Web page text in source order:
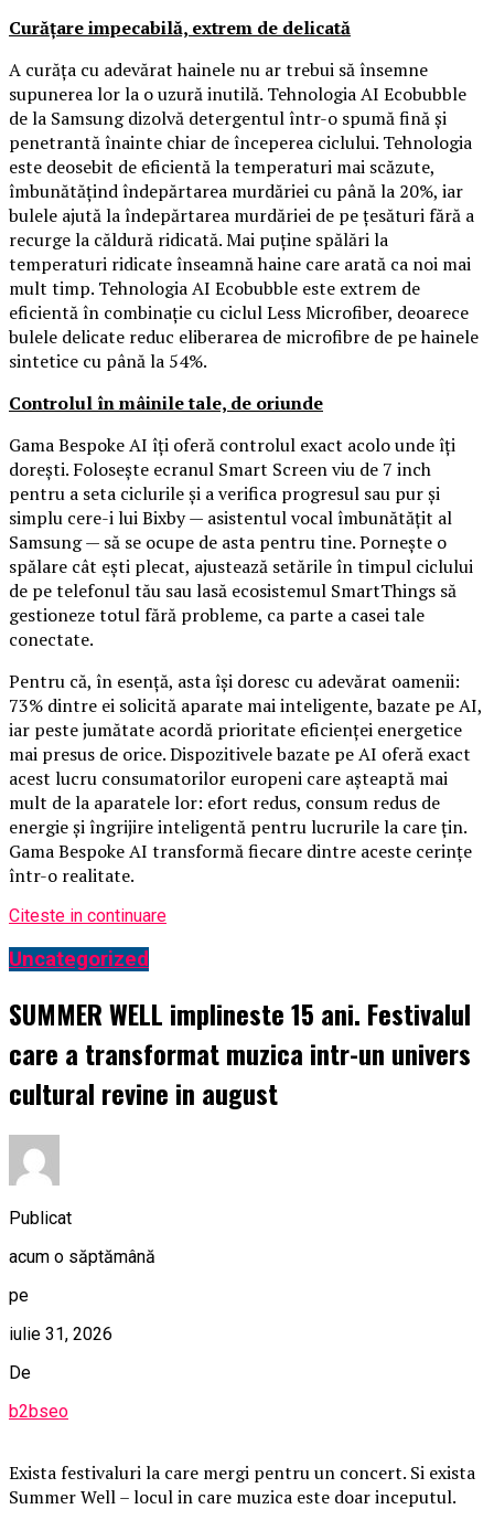
Curățare impecabilă, extrem de delicată
A curăța cu adevărat hainele nu ar trebui să însemne
supunerea lor la o uzură inutilă. Tehnologia AI Ecobubble
de la Samsung dizolvă detergentul într-o spumă fină și
penetrantă înainte chiar de începerea ciclului. Tehnologia
este deosebit de eficientă la temperaturi mai scăzute,
îmbunătățind îndepărtarea murdăriei cu până la 20%, iar
bulele ajută la îndepărtarea murdăriei de pe țesături fără a
recurge la căldură ridicată. Mai puține spălări la
temperaturi ridicate înseamnă haine care arată ca noi mai
mult timp. Tehnologia AI Ecobubble este extrem de
eficientă în combinație cu ciclul Less Microfiber, deoarece
bulele delicate reduc eliberarea de microfibre de pe hainele
sintetice cu până la 54%.
Controlul în mâinile tale, de oriunde
Gama Bespoke AI îți oferă controlul exact acolo unde îți
dorești. Folosește ecranul Smart Screen viu de 7 inch
pentru a seta ciclurile și a verifica progresul sau pur și
simplu cere-i lui Bixby — asistentul vocal îmbunătățit al
Samsung — să se ocupe de asta pentru tine. Pornește o
spălare cât ești plecat, ajustează setările în timpul ciclului
de pe telefonul tău sau lasă ecosistemul SmartThings să
gestioneze totul fără probleme, ca parte a casei tale
conectate.
Pentru că, în esență, asta își doresc cu adevărat oamenii:
73% dintre ei solicită aparate mai inteligente, bazate pe AI,
iar peste jumătate acordă prioritate eficienței energetice
mai presus de orice. Dispozitivele bazate pe AI oferă exact
acest lucru consumatorilor europeni care așteaptă mai
mult de la aparatele lor: efort redus, consum redus de
energie și îngrijire inteligentă pentru lucrurile la care țin.
Gama Bespoke AI transformă fiecare dintre aceste cerințe
într-o realitate.
Citeste in continuare
Uncategorized
SUMMER WELL implineste 15 ani. Festivalul
care a transformat muzica intr-un univers
cultural revine in august
Publicat
acum o săptămână
pe
iulie 31, 2026
De
b2bseo
Exista festivaluri la care mergi pentru un concert. Si exista
Summer Well – locul in care muzica este doar inceputul.